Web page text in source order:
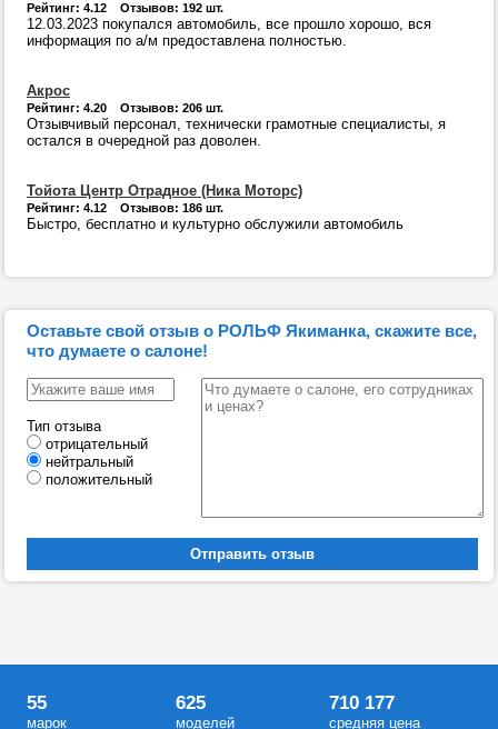
Рейтинг: 4.12 Отзывов: 192 шт.
12.03.2023 покупался автомобиль, все прошло хорошо, вся
информация по а/м предоставлена полностью.
Акрос
Рейтинг: 4.20 Отзывов: 206 шт.
Отзывчивый персонал, технически грамотные специалисты, я
остался в очередной раз доволен.
Тойота Центр Отрадное (Ника Моторс)
Рейтинг: 4.12 Отзывов: 186 шт.
Быстро, бесплатно и культурно обслужили автомобиль
Оставьте свой отзыв о РОЛЬФ Якиманка, скажите все,
что думаете о салоне!
Тип отзыва
отрицательный
нейтральный
положительный
55
марок
625
моделей
710 177
средняя цена